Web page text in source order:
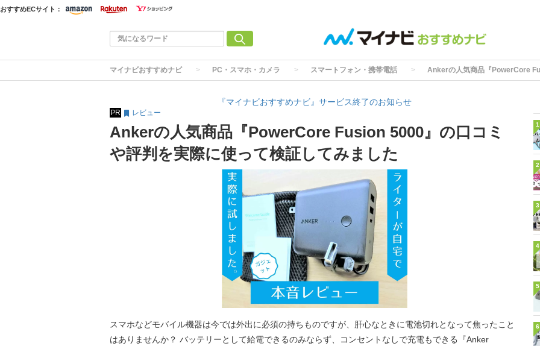
おすすめECサイト：
マイナビおすすめナビ PC・スマホ・カメラ スマートフォン・携帯電話 Ankerの人気商品『PowerCore
『マイナビおすすめナビ』サービス終了のお知らせ
PR レビュー
Ankerの人気商品『PowerCore Fusion 5000』の口コミ
や評判を実際に使って検証してみました
スマホなどモバイル機器は今では外出に必須の持ちものですが、肝心なときに電池切れとなって焦ったこと
はありませんか？ バッテリーとして給電できるのみならず、コンセントなしで充電もできる『Anker
1
2
3
4
5
6